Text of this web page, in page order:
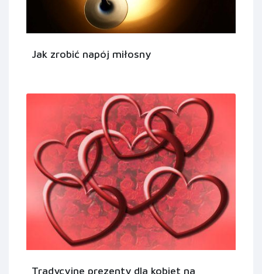
Jak zrobić napój miłosny
Tradycyjne prezenty dla kobiet na